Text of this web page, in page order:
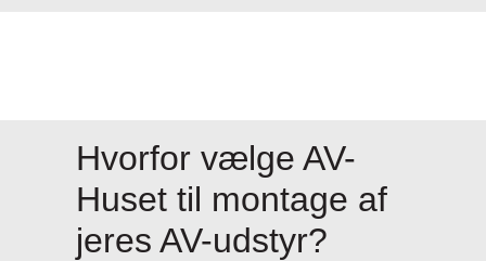
Hvorfor vælge AV-
Huset til montage af
jeres AV-udstyr?